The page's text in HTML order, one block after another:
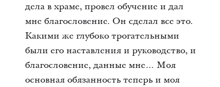
дела в храме, провел обучение и дал
мне благословение. Он сделал все это.
Какими же глубоко трогательными
были его наставления и руководство, и
благословение, данные мне… Моя
основная обязанность теперь и моя